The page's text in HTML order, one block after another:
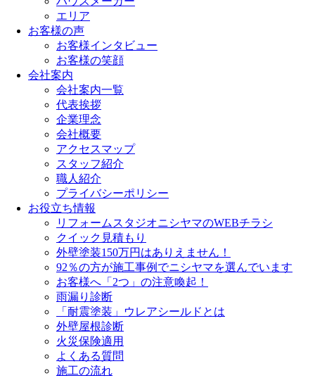
エリア
お客様の声
お客様インタビュー
お客様の笑顔
会社案内
会社案内一覧
代表挨拶
企業理念
会社概要
アクセスマップ
スタッフ紹介
職人紹介
プライバシーポリシー
お役立ち情報
リフォームスタジオニシヤマのWEBチラシ
クイック見積もり
外壁塗装150万円はありえません！
92％の方が施工事例でニシヤマを選んでいます
お客様へ「2つ」の注意喚起！
雨漏り診断
「耐震塗装」ウレアシールドとは
外壁屋根診断
火災保険適用
よくある質問
施工の流れ